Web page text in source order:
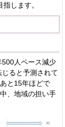
します。
人ペース減少
ると予測されて
と15年ほどで
、地域の担い手